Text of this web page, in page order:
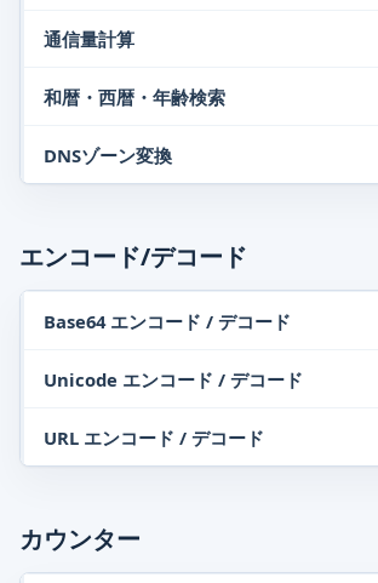
通信量計算
和暦・西暦・年齢検索
DNSゾーン変換
エンコード/デコード
Base64 エンコード / デコード
Unicode エンコード / デコード
URL エンコード / デコード
カウンター